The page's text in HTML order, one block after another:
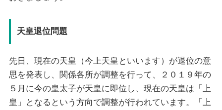
天皇退位問題
先日、現在の天皇（今上天皇といいます）が退位の意
思を発表し、関係各所が調整を行って、２０１９年の
５月に今の皇太子が天皇に即位し、現在の天皇は「上
皇」となるという方向で調整が行われています。「上